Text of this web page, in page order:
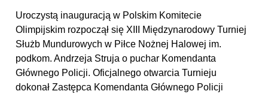
Uroczystą inauguracją w Polskim Komitecie
Olimpijskim rozpoczął się XIII Międzynarodowy Turniej
Służb Mundurowych w Piłce Nożnej Halowej im.
podkom. Andrzeja Struja o puchar Komendanta
Głównego Policji. Oficjalnego otwarcia Turnieju
dokonał Zastępca Komendanta Głównego Policji